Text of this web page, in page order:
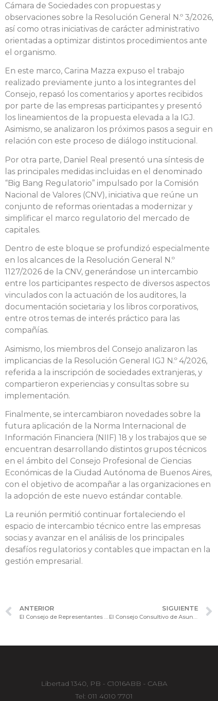
Cámara de Sociedades con propuestas y
observaciones sobre la Resolución General N.º 3/2026,
así como otras iniciativas de carácter administrativo
orientadas a optimizar distintos procedimientos ante
el organismo.
En este marco, Carina Mazza expuso el trabajo
realizado previamente junto a los integrantes del
Consejo, repasó los comentarios y aportes recibidos
por parte de las empresas participantes y presentó
los lineamientos de la propuesta elevada a la IGJ.
Asimismo, se analizaron los próximos pasos a seguir en
relación con este proceso de diálogo institucional.
Por otra parte, Daniel Real presentó una síntesis de
las principales medidas incluidas en el denominado
“Big Bang Regulatorio” impulsado por la Comisión
Nacional de Valores (CNV), iniciativa que reúne un
conjunto de reformas orientadas a modernizar y
simplificar el marco regulatorio del mercado de
capitales.
Dentro de este bloque se profundizó especialmente
en los alcances de la Resolución General N.º
1127/2026 de la CNV, generándose un intercambio
entre los participantes respecto de diversos aspectos
vinculados con la actuación de los auditores, la
documentación societaria y los libros corporativos,
entre otros temas de interés práctico para las
compañías.
Asimismo, los miembros del Consejo analizaron las
implicancias de la Resolución General IGJ N.º 4/2026,
referida a la inscripción de sociedades extranjeras, y
compartieron experiencias y consultas sobre su
implementación.
Finalmente, se intercambiaron novedades sobre la
futura aplicación de la Norma Internacional de
Información Financiera (NIIF) 18 y los trabajos que se
encuentran desarrollando distintos grupos técnicos
en el ámbito del Consejo Profesional de Ciencias
Económicas de la Ciudad Autónoma de Buenos Aires,
con el objetivo de acompañar a las organizaciones en
la adopción de este nuevo estándar contable.
La reunión permitió continuar fortaleciendo el
espacio de intercambio técnico entre las empresas
socias y avanzar en el análisis de los principales
desafíos regulatorios y contables que impactan en la
gestión empresarial.
ANTERIOR SIGUIENTE
Libertad 1340, PB - C1016ABB - CABA
Tel: 011 4010 7701